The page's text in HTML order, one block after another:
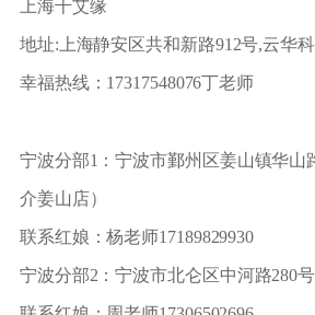
上海千艾缘
地址:上海静安区共和新路912号,云华
幸福热线：17317548076丁老师
宁波分部1：宁波市鄞州区姜山镇华山
介姜山店）
联系红娘：杨老师17189829930
宁波分部2：宁波市北仑区中河路280